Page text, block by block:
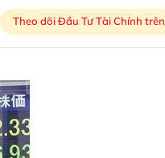
Theo dõi Đầu Tư Tài Chính trên